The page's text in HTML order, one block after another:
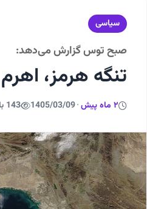
سیاسی
صبح توس گزارش می‌دهد:
تنگه هرمز،
2 ماه پیش ·
1405/03/09 143 بازدید